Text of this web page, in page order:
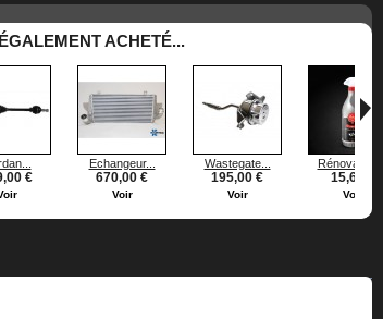
ACHETÉ...
€
Echangeur...
670,00 €
Voir
Wastegate...
195,00 €
Voir
Rénovateur...
15,60 €
Voir